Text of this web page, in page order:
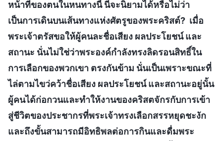
หน้าที่ของตนในหนทางนี้ นี่จะนิยามได้หรือไม่ว่า
เป็นการเดินบนเส้นทางแห่งศัตรูของพระคริสต์? เมื่อ
พระเจ้าตรัสขอให้ผู้คนละชื่อเสียง ผลประโยชน์ และ
สถานะ นั่นไม่ใช่ว่าพระองค์กำลังทรงลิดรอนสิทธิ์ใน
การเลือกของพวกเขา ตรงกันข้าม นั่นเป็นเพราะขณะที่
ไล่ตามไขว่คว้าชื่อเสียง ผลประโยชน์ และสถานะอยู่นั้น
ผู้คนได้ก่อกวนและทำให้งานของคริสตจักรกับการเข้า
สู่ชีวิตของประชากรที่พระเจ้าทรงเลือกสรรหยุดชะงัก
และถึงขั้นสามารถมีอิทธิพลต่อการกินและดื่มพระ